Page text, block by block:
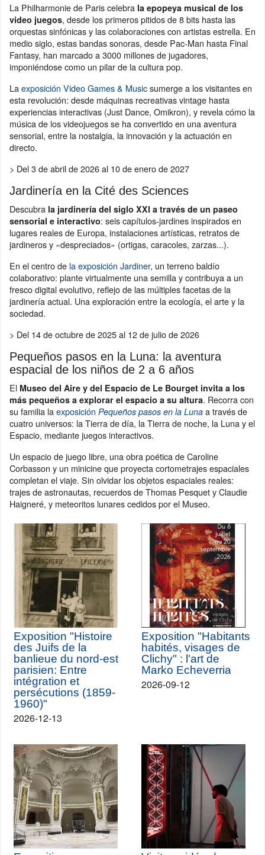
La Philharmonie de Paris celebra la epopeya musical de los
video juegos, desde los primeros pitidos de 8 bits hasta las
orquestas sinfónicas y las colaboraciones con artistas estrella. En
medio siglo, estas bandas sonoras, desde Pac-Man hasta Final
Fantasy, han marcado a 3000 millones de jugadores,
imponiéndose como un pilar de la cultura pop.
Laexposición Video Games & Musicsumerge a los visitantes en
esta revolución: desde máquinas recreativas vintage hasta
experiencias interactivas (Just Dance, Omikron), y revela cómo la
música de los videojuegos se ha convertido en una aventura
sensorial, entre la nostalgia, la innovación y la actuación en
directo.
> Del 3 de abril de 2026 al 10 de enero de 2027
Jardinería en la Cité des Sciences
Descubra la jardinería del siglo XXI a través de un paseo
sensorial e interactivo: seis capítulos-jardines inspirados en
lugares reales de Europa, instalaciones artísticas, retratos de
jardineros y «despreciados» (ortigas, caracoles, zarzas...).
En el centro de la exposición Jardiner, un terreno baldío
colaborativo: plante virtualmente una semilla y contribuya a un
fresco digital evolutivo, reflejo de las múltiples facetas de la
jardinería actual. Una exploración entre la ecología, el arte y la
sociedad.
> Del 14 de octubre de 2025 al 12 de julio de 2026
Pequeños pasos en la Luna: la aventura
espacial de los niños de 2 a 6 años
El Museo del Aire y del Espacio de Le Bourget invita a los
más pequeños a explorar el espacio a su altura. Recorra con
su familia laexposición Pequeños pasos en la Luna a través de
cuatro universos: la Tierra de día, la Tierra de noche, la Luna y el
Espacio, mediante juegos interactivos.
Un espacio de juego libre, una obra poética de Caroline
Corbasson y un minicine que proyecta cortometrajes espaciales
completan el viaje. Sin olvidar los objetos espaciales reales:
trajes de astronautas, recuerdos de Thomas Pesquet y Claudie
Haigneré, y meteoritos lunares cedidos por el Museo.
Exposition "Histoire
des Juifs de la
banlieue du nord-est
parisien: Entre
intégration et
persécutions (1859-
1960)"
2026-12-13
Exposition "Habitants
habités, visages de
Clichy" : l'art de
Marko Echeverria
2026-09-12